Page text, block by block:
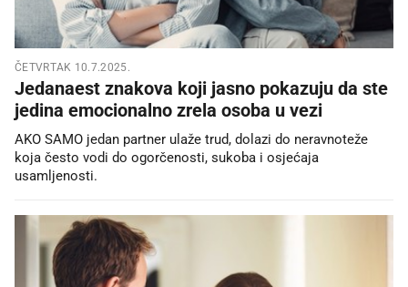
ČETVRTAK 10.7.2025.
Jedanaest znakova koji jasno pokazuju da ste
jedina emocionalno zrela osoba u vezi
AKO SAMO jedan partner ulaže trud, dolazi do neravnoteže
koja često vodi do ogorčenosti, sukoba i osjećaja
usamljenosti.